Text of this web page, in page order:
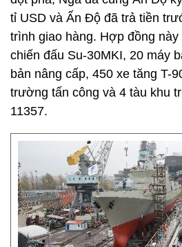
tỉ USD và Ấn Độ đã trả tiền
trình giao hàng. Hợp đồng
chiến đấu Su-30MKI, 20 máy
bản nâng cấp, 450 xe tăng T-
trường tấn công và 4 tàu khu
11357.